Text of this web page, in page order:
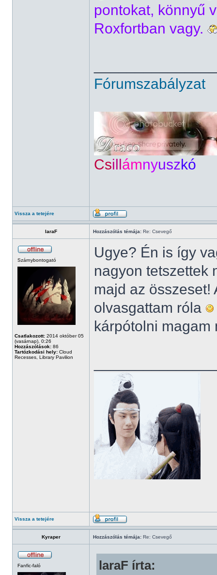
pontokat, könnyű
Roxfortban vagy.
Fórumszabályzat
Csillámnyuszkó
Vissza a tetejére
laraF Hozzászólás témája: Re: Csevegő
Szárnybontogató
Csatlakozott: 2014 október 05
(vasárnap), 0:26
Hozzászólások: 86
Tartózkodási hely: Cloud
Recesses, Library Pavilion
Ugye? Én is így
nagyon tetszettek
majd az összeset!
olvasgattam róla
kárpótolni
Vissza a tetejére
Kyraper Hozzászólás témája: Re: Csevegő
Fanfic-faló laraF írta: